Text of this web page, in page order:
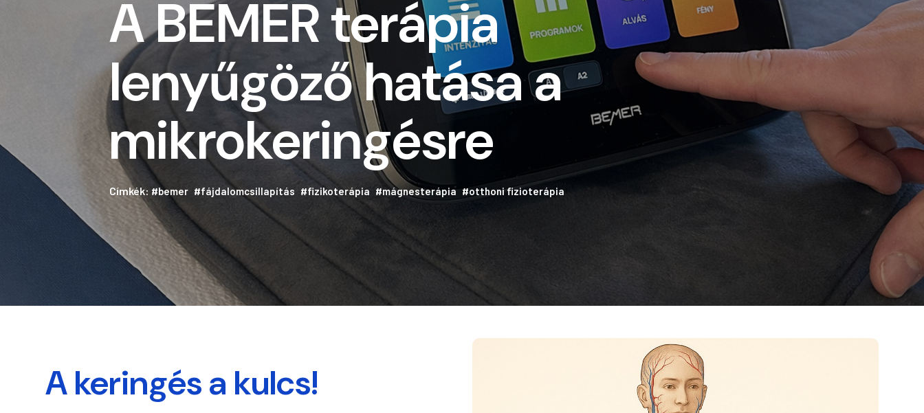
A BEMER terápia
lenyűgöző hatása a
mikrokeringésre
Címkék: #bemer #fájdalomcsillapítás #fizikoterápia #mágnesterápia #otthoni fizioterápia
A keringés a kulcs!